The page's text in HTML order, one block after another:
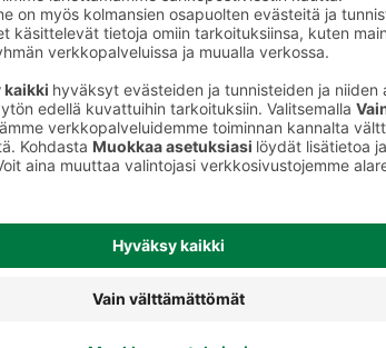
Välipalasoseet 4 kk